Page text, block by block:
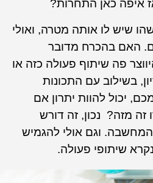
כאן התחרות?
שיש לו אותה מטרה, ואולי
האם בהכרח מדובר
פה שיתוף פעולה כזה או
בשילוב עם התכונות
יכול להוות יתרון אם
מזה? נכון, זה דורש
וגם אולי להגמיש
שיתופי פעולה.